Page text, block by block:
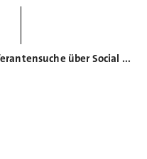
Strategische Lieferantensuche über Social Media